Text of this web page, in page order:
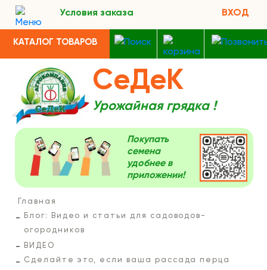
Условия заказа ВХОД
КАТАЛОГ ТОВАРОВ
СеДеК
Урожайная грядка !
Покупать
семена
удобнее в
приложении!
Главная
Блог: Видео и статьи для садоводов-
огородников
ВИДЕО
Сделайте это, если ваша рассада перца